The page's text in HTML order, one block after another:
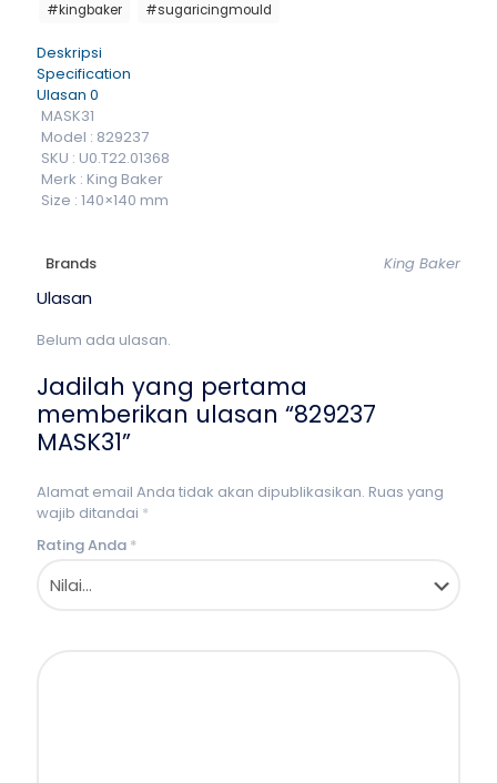
#kingbaker
#sugaricingmould
Deskripsi
Specification
Ulasan 0
MASK31
Model : 829237
SKU : U0.T22.01368
Merk : King Baker
Size : 140×140 mm
Brands King Baker
Ulasan
Belum ada ulasan.
Jadilah yang pertama
memberikan ulasan “829237
MASK31”
Alamat email Anda tidak akan dipublikasikan. Ruas yang
wajib ditandai *
Rating Anda *